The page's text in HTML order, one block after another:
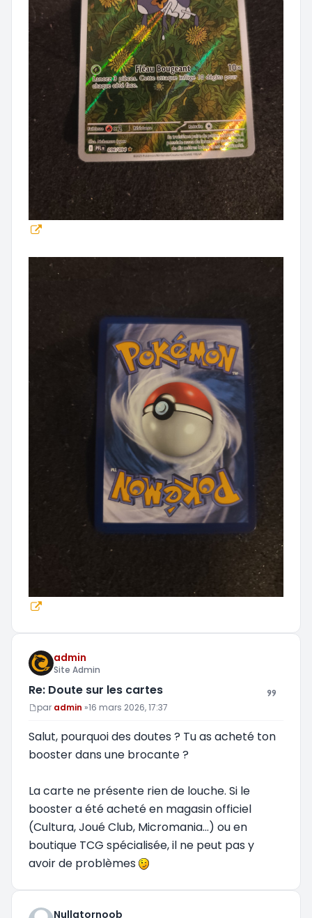
admin
Site Admin
Re: Doute sur les cartes
Message
par admin »16 mars 2026, 17:37
Salut, pourquoi des doutes ? Tu as acheté ton
booster dans une brocante ?
La carte ne présente rien de louche. Si le
booster a été acheté en magasin officiel
(Cultura, Joué Club, Micromania...) ou en
boutique TCG spécialisée, il ne peut pas y
avoir de problèmes
Nullatornoob